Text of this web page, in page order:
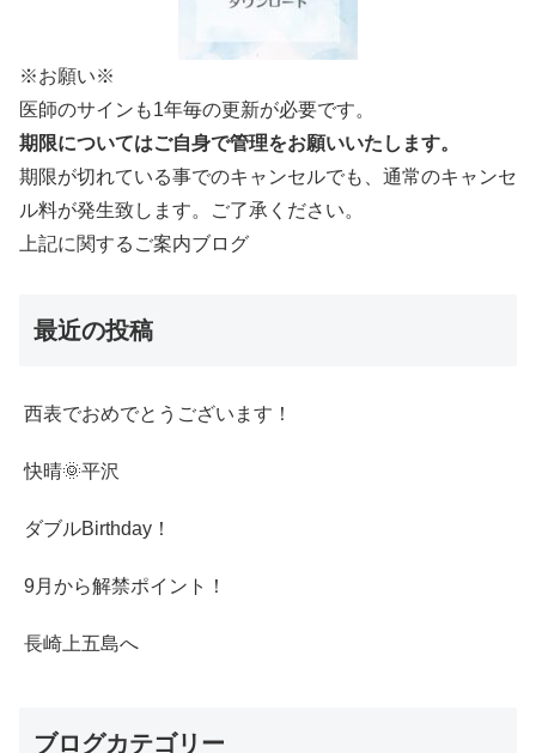
※お願い※
医師のサインも1年毎の更新が必要です。
期限についてはご自身で管理をお願いいたします。
期限が切れている事でのキャンセルでも、通常のキャンセ
ル料が発生致します。ご了承ください。
上記に関するご案内ブログ
最近の投稿
西表でおめでとうございます！
快晴🌞平沢
ダブルBirthday！
9月から解禁ポイント！
長崎上五島へ
ブログカテゴリー